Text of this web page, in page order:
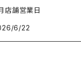
店舗営業日
6/22